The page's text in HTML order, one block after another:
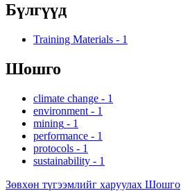
Бүлгүүд
Training Materials - 1
Шошго
climate change - 1
environment - 1
mining - 1
performance - 1
protocols - 1
sustainability - 1
Зөвхөн түгээмлийг харуулах Шошго